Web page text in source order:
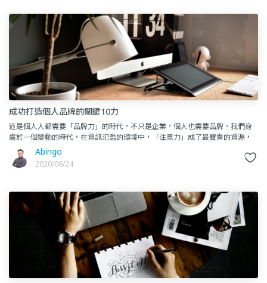
成功打造個人品牌的關鍵10力
這是個人人都需要「品牌力」的時代，不只是企業，個人也需要品牌。我們身
處於一個變動的時代，在資訊氾濫的環境中，「注意力」成了最寶貴的資源，
誰能夠獲取「注意力」，誰就能夠賺取最大的收益，可以說現今的社會就
Abingo
2020/06/24